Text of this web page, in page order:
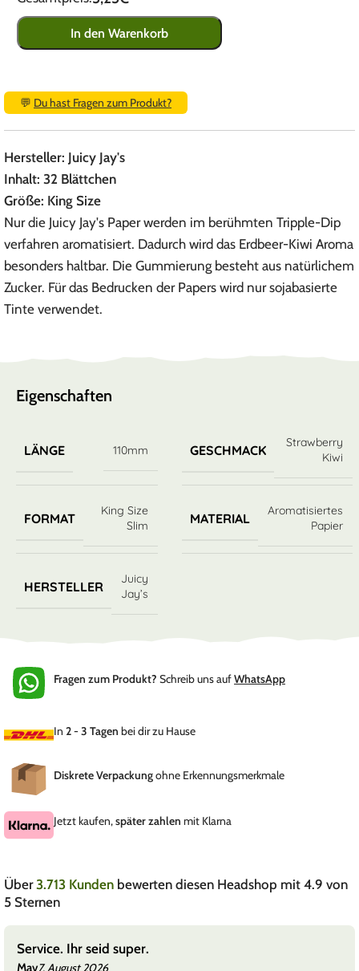
In den Warenkorb
💬 Du hast Fragen zum Produkt?
Hersteller: Juicy Jay's
Inhalt: 32 Blättchen
Größe: King Size
Nur die Juicy Jay's Paper werden im berühmten Tripple-Dip
verfahren aromatisiert. Dadurch wird das Erdbeer-Kiwi Aroma
besonders haltbar. Die Gummierung besteht aus natürlichem
Zucker. Für das Bedrucken der Papers wird nur sojabasierte
Tinte verwendet.
Eigenschaften
LÄNGE 110mm GESCHMACK
Strawberry
Kiwi
FORMAT
King Size
Slim
MATERIAL
Aromatisiertes
Papier
HERSTELLER
Juicy
Jay’s
Fragen zum Produkt? Schreib uns aufWhatsApp
In 2 - 3 Tagen bei dir zu Hause
Diskrete Verpackungohne Erkennungsmerkmale
Jetzt kaufen,später zahlen mit Klarna
Über3.713 Kunden bewerten diesen Headshop mit 4.9 von
5 Sternen
Service. Ihr seid super.
Mav